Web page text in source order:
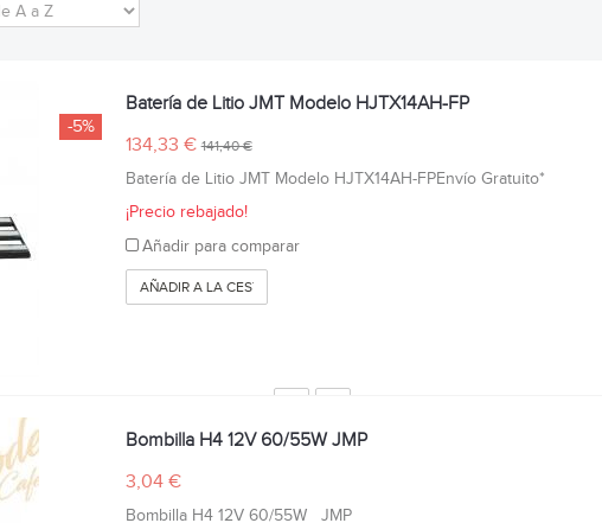
-5%
Batería de Litio JMT Modelo HJTX14AH-FP
134,33 €141,40 €
Batería de Litio JMT Modelo HJTX14AH-FPEnvío Gratuito*
¡Precio rebajado!
Añadir para comparar
AÑADIR A LA CESTA
Bombilla H4 12V 60/55W JMP
3,04 €
Bombilla H4 12V 60/55W JMP